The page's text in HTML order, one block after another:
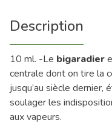
Description
10 ml. -Le bigaradier
centrale dont on tire la
jusqu’au siècle
soulager les
aux vapeurs.